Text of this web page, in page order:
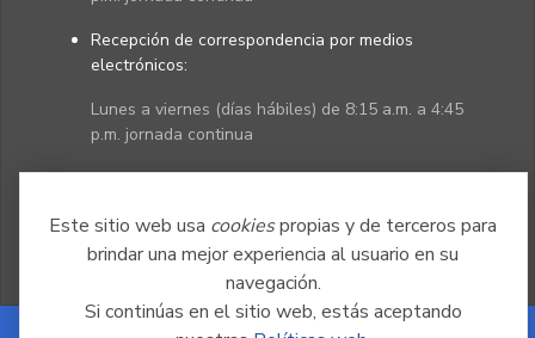
Este sitio web usa cookiespropias y de terceros para
brindar una mejor experiencia al usuario en su
navegación.
Si continúas en el sitio web, estás aceptando
Recepción de correspondencia por medios
electrónicos:
Lunes a viernes (días hábiles) de 8:15 a.m. a 4:45
p.m. jornada continua